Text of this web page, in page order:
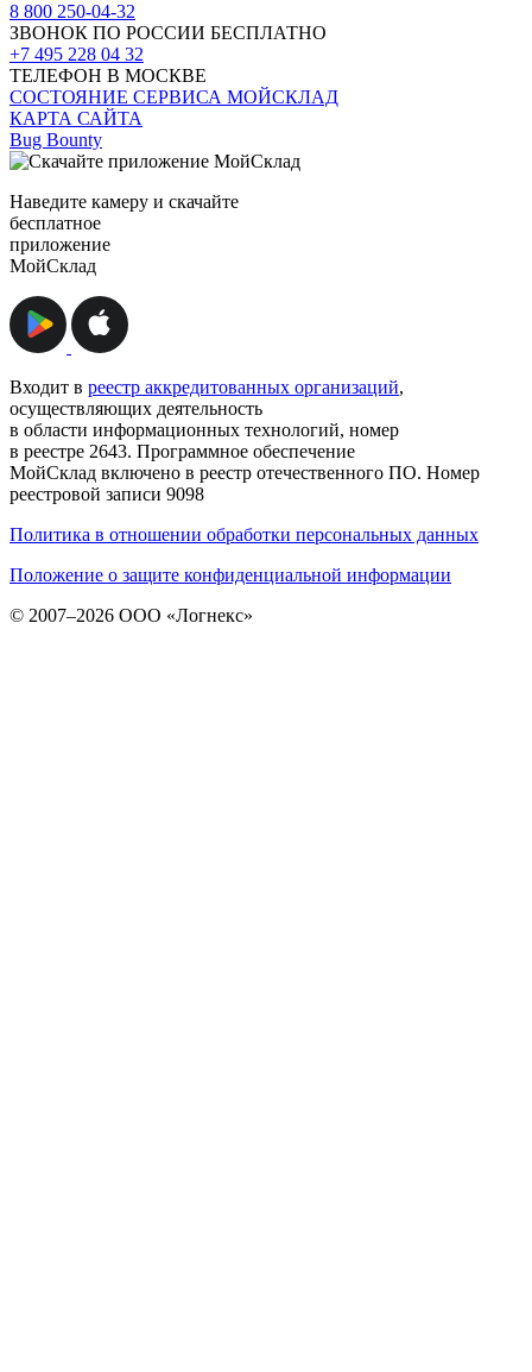
8 800 250-04-32
ЗВОНОК ПО РОССИИ БЕСПЛАТНО
+7 495 228 04 32
ТЕЛЕФОН В МОСКВЕ
СОСТОЯНИЕ СЕРВИСА МОЙСКЛАД
КАРТА САЙТА
Bug Bounty
Наведите камеру и скачайте
бесплатное
приложение
МойСклад
Входит в реестр аккредитованных организаций,
осуществляющих деятельность
в области информационных технологий, номер
в реестре 2643. Программное обеспечение
МойСклад включено в реестр отечественного ПО. Номер
реестровой записи 9098
Политика в отношении обработки персональных данных
Положение о защите конфиденциальной информации
© 2007–2026 ООО «Логнекс»